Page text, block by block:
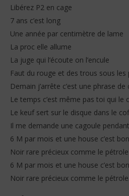
Libérez P2 en cage
7 ans c’est long
Une année par centimètre de lame
La proc elle allume
La juge qui l’écoute on l’encule
Faut du rouge et des trous sous les
Demain j’arrête c’est une phrase de
Le temps c’est même pas toi qui le
Le keuf sert sur le disque dans le
Il me demande une cagoule
6 M par mois et une house c’est bon
Noir rare précieux comme le pétrole
6 M par mois et une house c’est bon
Noir rare précieux comme le